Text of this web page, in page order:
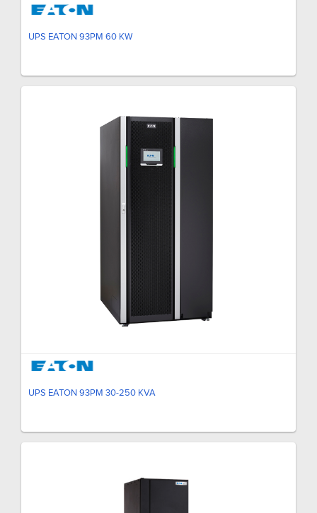
UPS EATON 93PM 60 KW
UPS EATON 93PM 30-250 KVA